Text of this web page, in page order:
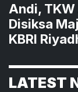
Andi,
Disiksa
KBRI
LATEST